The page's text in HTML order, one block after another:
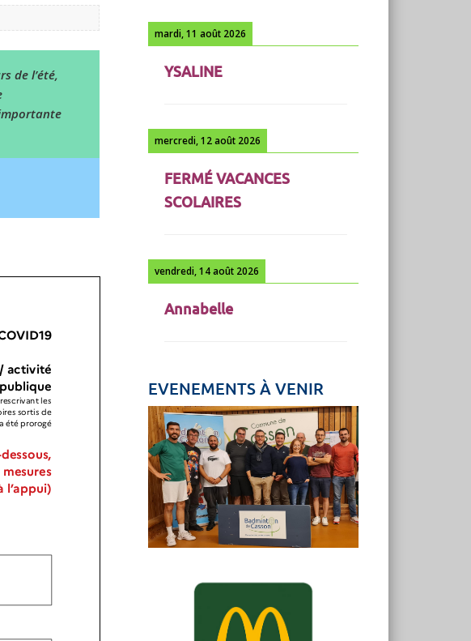
de l’été,
mardi, 11 août 2026
YSALINE
mercredi, 12 août 2026
FERMÉ VACANCES
SCOLAIRES
vendredi, 14 août 2026
Annabelle
EVENEMENTS À VENIR